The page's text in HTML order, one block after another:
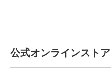
公式オンラインストア